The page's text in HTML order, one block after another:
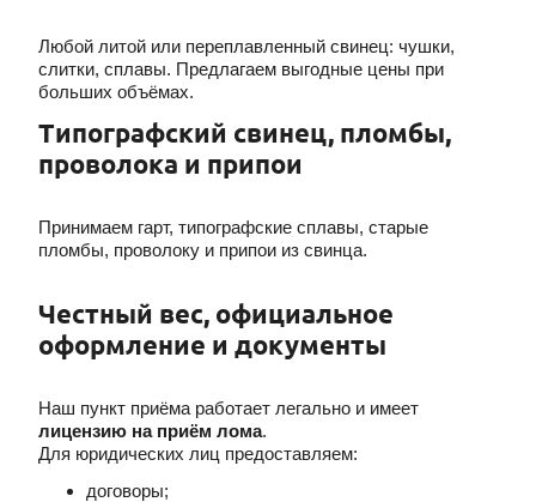
Любой литой или переплавленный свинец: чушки,
слитки, сплавы. Предлагаем выгодные цены при
больших объёмах.
Типографский свинец, пломбы,
проволока и припои
Принимаем гарт, типографские сплавы, старые
пломбы, проволоку и припои из свинца.
Честный вес, официальное
оформление и документы
Наш пункт приёма работает легально и имеет
лицензию на приём лома.
Для юридических лиц предоставляем:
договоры;